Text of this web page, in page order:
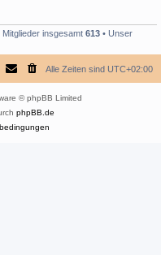
Mitglieder insgesamt 613 • Unser
Alle Zeiten sind UTC+02:00
© phpBB Limited
phpBB.de